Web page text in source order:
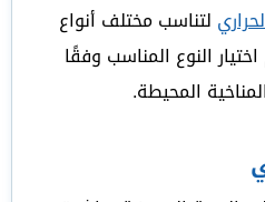
لتناسب مختلف أنواع
النوع المناسب وفقًا
المحيطة.